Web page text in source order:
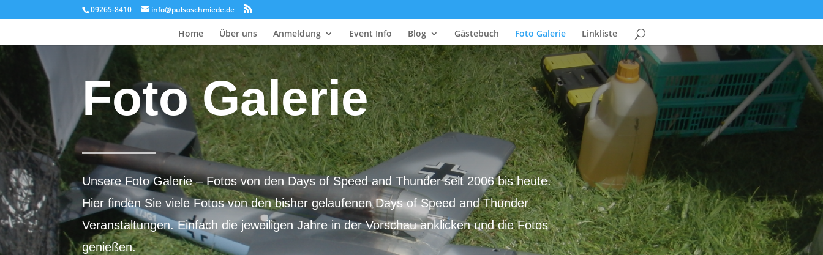
09265-8410 info@pulsoschmiede.de
Home Über uns Anmeldung Event Info Blog Gästebuch Foto Galerie Linkliste
Foto Galerie
Unsere Foto Galerie – Fotos von den Days of Speed and Thunder seit 2006 bis heute.
Hier finden Sie viele Fotos von den bisher gelaufenen Days of Speed and Thunder
Veranstaltungen. Einfach die jeweiligen Jahre in der Vorschau anklicken und die Fotos
genießen.